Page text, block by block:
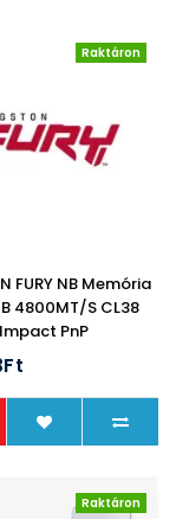
Raktáron
FURY NB Memória
4800MT/s CL38
PnP
Raktáron